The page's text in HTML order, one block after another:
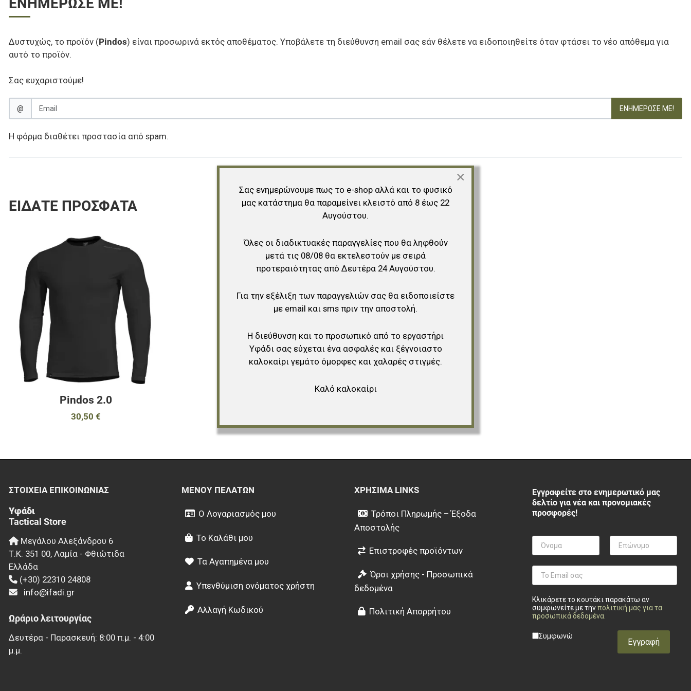
ΕΝΗΜΈΡΩΣΕ ΜΕ!
Δυστυχώς, το προϊόν (Pindos) είναι προσωρινά εκτός αποθέματος. Υποβάλετε τη διεύθυνση email σας εάν θέλετε να ειδοποιηθείτε όταν φτάσει το νέο απόθεμα για
αυτό το προϊόν.
Σας ευχαριστούμε!
@ ΕΝΗΜΈΡΩΣΕ ΜΕ!
Η φόρμα διαθέτει προστασία από spam.
ΕΊΔΑΤΕ ΠΡΌΣΦΑΤΑ
Προσθήκη στα αγαπημένα
Προσθήκη για σύγκριση
Pindos 2.0
30,50 €
ΣΤΟΙΧΕΊΑ EΠΙΚΟΙΝΩΝΊΑΣ
Υφάδι
Tactical Store
Μεγάλου Αλεξάνδρου 6
Τ.Κ. 351 00, Λαμία - Φθιώτιδα
Ελλάδα
(+30) 22310 24808
info@ifadi.gr
Ωράριο λειτουργίας
Δευτέρα - Παρασκευή: 8:00 π.μ. - 4:00
μ.μ.
ΜΕΝΟΎ ΠΕΛΑΤΏΝ
Ο Λογαριασμός μου
Το Καλάθι μου
Τα Αγαπημένα μου
Υπενθύμιση ονόματος χρήστη
Αλλαγή Κωδικού
ΧΡΉΣΙΜΑ LINKS
Τρόποι Πληρωμής – Έξοδα
Αποστολής
Επιστροφές προϊόντων
Όροι χρήσης - Προσωπικά
δεδομένα
Πολιτική Απορρήτου
Εγγραφείτε στο ενημερωτικό μας
δελτίο για νέα και προνομιακές
προσφορές!
Κλικάρετε το κουτάκι παρακάτω αν
συμφωνείτε με τηνπολιτική μας για τα
προσωπικά δεδομένα.
Privacy checkbox
Συμφωνώ
Εγγραφή
×
Σας ενημερώνουμε πως το e-shop αλλά και το φυσικό
μας κατάστημα θα παραμείνει κλειστό από 8 έως 22
Αυγούστου.
Όλες οι διαδικτυακές παραγγελίες που θα ληφθούν
μετά τις 08/08 θα εκτελεστούν με σειρά
προτεραιότητας από Δευτέρα 24 Αυγούστου.
Για την εξέλιξη των παραγγελιών σας θα ειδοποιείστε
με email και sms πριν την αποστολή.
Η διεύθυνση και το προσωπικό από το εργαστήρι
Υφάδι σας εύχεται ένα ασφαλές και ξέγνοιαστο
καλοκαίρι γεμάτο όμορφες και χαλαρές στιγμές.
Καλό καλοκαίρι